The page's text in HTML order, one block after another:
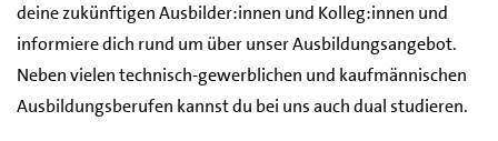
deine zukünftigen Ausbilder:innen und Kolleg:innen und
informiere dich rund um über unser Ausbildungsangebot.
Neben vielen technisch-gewerblichen und kaufmännischen
Ausbildungsberufen kannst du bei uns auch dual studieren.